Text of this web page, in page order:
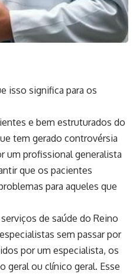
isso significa para os
e bem estruturados do
tem gerado controvérsia
um profissional generalista
que os pacientes
para aqueles que
de saúde do Reino
sem passar por
por um especialista, os
geral ou clínico geral. Esse